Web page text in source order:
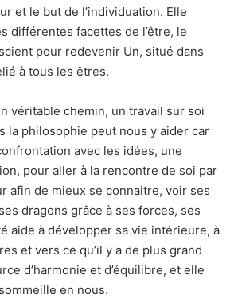
et le but de l’individuation. Elle
différentes facettes de l’être, le
pour redevenir Un, situé dans
à tous les êtres.
véritable chemin, un travail sur soi
la philosophie peut nous y aider car
avec les idées, une
pour aller à la rencontre de soi par
afin de mieux se connaitre, voir ses
dragons grâce à ses forces, ses
aide à développer sa vie intérieure, à
et vers ce qu’il y a de plus grand
d’harmonie et d’équilibre, et elle
en nous.